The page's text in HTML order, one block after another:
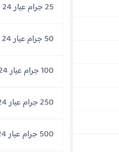
25 جرام عيار 24
50 جرام عيار 24
100 جرام عيار 24
250 جرام عيار 24
500 جرام عيار 24